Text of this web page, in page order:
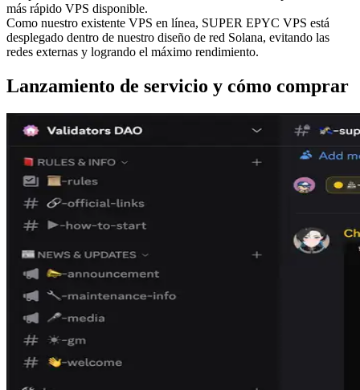
más rápido VPS disponible.
Como nuestro existente VPS en línea, SUPER EPYC VPS está
desplegado dentro de nuestro diseño de red Solana, evitando las
redes externas y logrando el máximo rendimiento.
Lanzamiento de servicio y cómo comprar